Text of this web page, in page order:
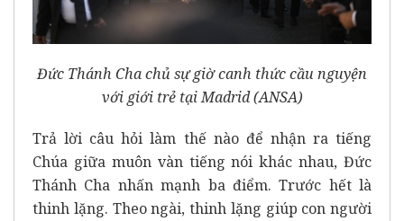
Đức Thánh Cha chủ sự giờ canh thức cầu nguyện
với giới trẻ tại Madrid (ANSA)
Trả lời câu hỏi làm thế nào để nhận ra tiếng
Chúa giữa muôn vàn tiếng nói khác nhau, Đức
Thánh Cha nhấn mạnh ba điểm. Trước hết là
thinh lặng. Theo ngài, thinh lặng giúp con người